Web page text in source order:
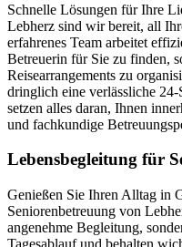
Schnelle Lösungen für Ihre
Lebherz sind wir bereit, all
erfahrenes Team arbeitet
Betreuerin für Sie zu finden,
Reisearrangements zu
dringlich eine verlässliche
setzen alles daran, Ihnen
und fachkundige
Lebensbegleitung für
Genießen Sie Ihren Alltag in
Seniorenbetreuung von
angenehme Begleitung,
Tagesablauf und behalten